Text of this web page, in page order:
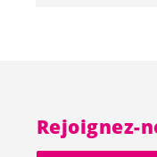
Rejoignez-